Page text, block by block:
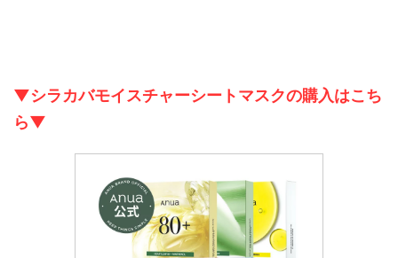
▼シラカバモイスチャーシートマスクの購入はこち
ら▼